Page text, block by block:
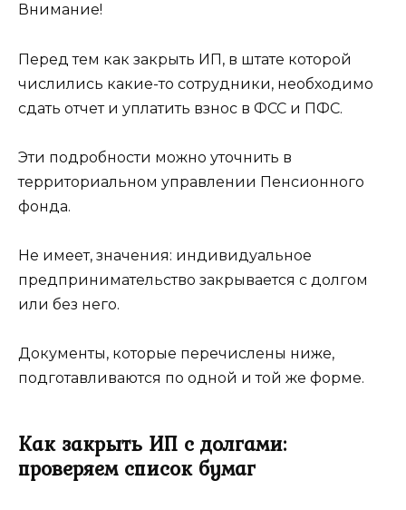
Внимание!
Перед тем как закрыть ИП, в штате которой
числились какие-то сотрудники, необходимо
сдать отчет и уплатить взнос в ФСС и ПФС.
Эти подробности можно уточнить в
территориальном управлении Пенсионного
фонда.
Не имеет, значения: индивидуальное
предпринимательство закрывается с долгом
или без него.
Документы, которые перечислены ниже,
подготавливаются по одной и той же форме.
Как закрыть ИП с долгами:
проверяем список бумаг